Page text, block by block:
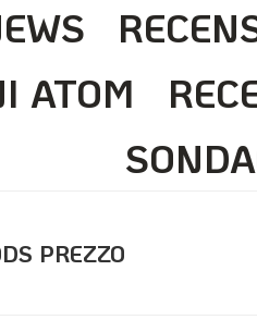
ATOM
PREZZO